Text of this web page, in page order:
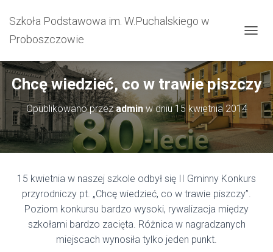
Szkoła Podstawowa im. W.Puchalskiego w
Proboszczowie
Chcę wiedzieć, co w trawie piszczy
Opublikowano przezadminw dniu15 kwietnia 2014
15 kwietnia w naszej szkole odbył się II Gminny Konkurs
przyrodniczy pt. „Chcę wiedzieć, co w trawie piszczy”.
Poziom konkursu bardzo wysoki, rywalizacja między
szkołami bardzo zacięta. Różnica w nagradzanych
miejscach wynosiła tylko jeden punkt.